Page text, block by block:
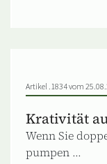
Artikel .1834 vom
Krativität
Wenn Sie
pumpen ...